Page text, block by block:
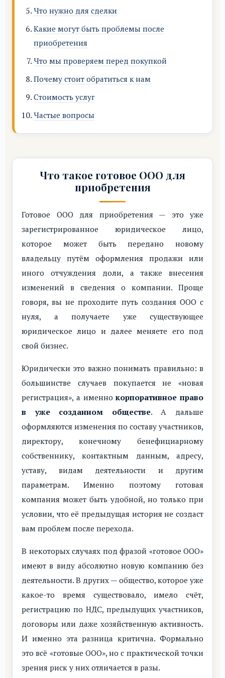
Что нужно для сделки
Какие могут быть проблемы после
приобретения
Что мы проверяем перед покупкой
Почему стоит обратиться к нам
Стоимость услуг
Частые вопросы
Что такое готовое ООО для
приобретения
Готовое ООО для приобретения — это уже
зарегистрированное юридическое лицо,
которое может быть передано новому
владельцу путём оформления продажи или
иного отчуждения доли, а также внесения
изменений в сведения о компании. Проще
говоря, вы не проходите путь создания ООО с
нуля, а получаете уже существующее
юридическое лицо и далее меняете его под
свой бизнес.
Юридически это важно понимать правильно: в
большинстве случаев покупается не «новая
регистрация», а именнокорпоративное право
в уже созданном обществе. А дальше
оформляются изменения по составу участников,
директору, конечному бенефициарному
собственнику, контактным данным, адресу,
уставу, видам деятельности и другим
параметрам. Именно поэтому готовая
компания может быть удобной, но только при
условии, что её предыдущая история не создаст
вам проблем после перехода.
В некоторых случаях под фразой «готовое ООО»
имеют в виду абсолютно новую компанию без
деятельности. В других — общество, которое уже
какое-то время существовало, имело счёт,
регистрацию по НДС, предыдущих участников,
договоры или даже хозяйственную активность.
И именно эта разница критична. Формально
это всё «готовые ООО», но с практической точки
зрения риск у них отличается в разы.